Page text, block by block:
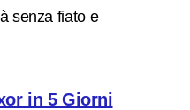
senza fiato e
in 5 Giorni